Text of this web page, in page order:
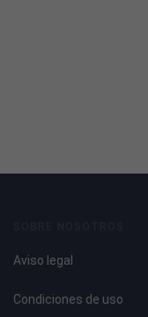
Aviso legal
Condiciones de uso